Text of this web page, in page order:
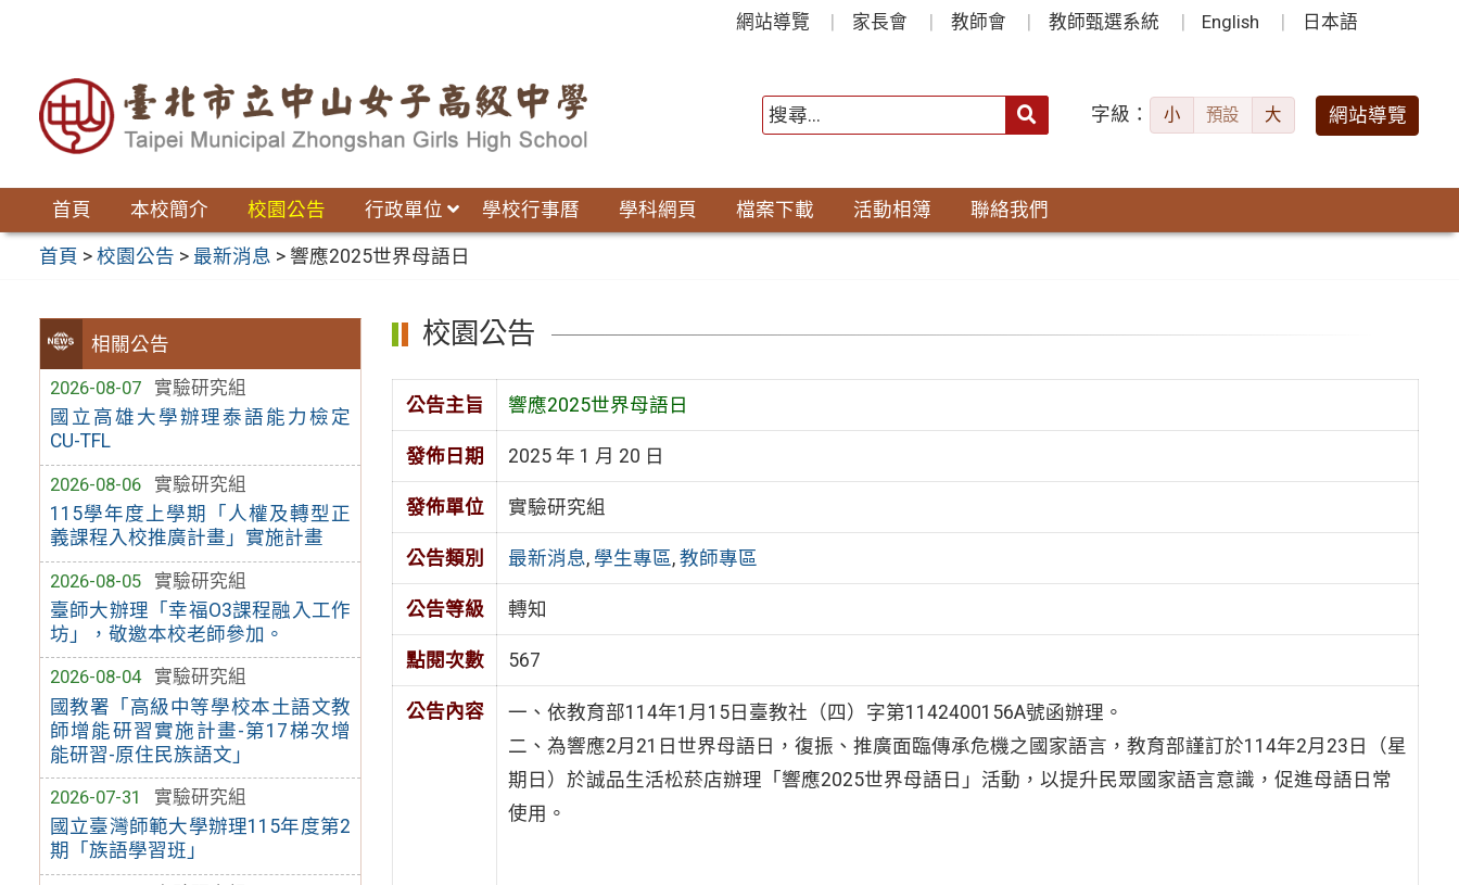
網站導覽 家長會 教師會 教師甄選系統 English 日本語
字級： 小 預設 大 網站導覽
首頁 本校簡介 校園公告 行政單位 學校行事曆 學科網頁 檔案下載 活動相簿 聯絡我們
首頁 >校園公告 > 最新消息 > 響應2025世界母語日
相關公告
2026-08-07
實驗研究組
國立高雄大學辦理泰語能力檢定
CU-TFL
2026-08-06
實驗研究組
115學年度上學期「人權及轉型正
義課程入校推廣計畫」實施計畫
2026-08-05
實驗研究組
臺師大辦理「幸福O3課程融入工作
坊」，敬邀本校老師參加。
2026-08-04
實驗研究組
國教署「高級中等學校本土語文教
師增能研習實施計畫-第17梯次增
能研習-原住民族語文」
2026-07-31
實驗研究組
國立臺灣師範大學辦理115年度第2
期「族語學習班」
校園公告
公告主旨 響應2025世界母語日
發佈日期 2025 年 1 月 20 日
發佈單位 實驗研究組
公告類別 最新消息, 學生專區, 教師專區
公告等級 轉知
點閱次數 567
公告內容
一、依教育部114年1月15日臺教社（四）字第1142400156A號函辦理。
二、為響應2月21日世界母語日，復振、推廣面臨傳承危機之國家語言，教育部謹訂於114年2月23日（星
期日）於誠品生活松菸店辦理「響應2025世界母語日」活動，以提升民眾國家語言意識，促進母語日常
使用。